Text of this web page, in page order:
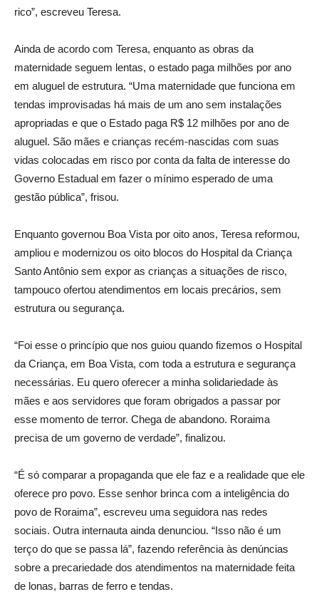
rico”, escreveu Teresa.
Ainda de acordo com Teresa, enquanto as obras da
maternidade seguem lentas, o estado paga milhões por ano
em aluguel de estrutura. “Uma maternidade que funciona em
tendas improvisadas há mais de um ano sem instalações
apropriadas e que o Estado paga R$ 12 milhões por ano de
aluguel. São mães e crianças recém-nascidas com suas
vidas colocadas em risco por conta da falta de interesse do
Governo Estadual em fazer o mínimo esperado de uma
gestão pública”, frisou.
Enquanto governou Boa Vista por oito anos, Teresa reformou,
ampliou e modernizou os oito blocos do Hospital da Criança
Santo Antônio sem expor as crianças a situações de risco,
tampouco ofertou atendimentos em locais precários, sem
estrutura ou segurança.
“Foi esse o princípio que nos guiou quando fizemos o Hospital
da Criança, em Boa Vista, com toda a estrutura e segurança
necessárias. Eu quero oferecer a minha solidariedade às
mães e aos servidores que foram obrigados a passar por
esse momento de terror. Chega de abandono. Roraima
precisa de um governo de verdade”, finalizou.
“É só comparar a propaganda que ele faz e a realidade que ele
oferece pro povo. Esse senhor brinca com a inteligência do
povo de Roraima”, escreveu uma seguidora nas redes
sociais. Outra internauta ainda denunciou. “Isso não é um
terço do que se passa lá”, fazendo referência às denúncias
sobre a precariedade dos atendimentos na maternidade feita
de lonas, barras de ferro e tendas.